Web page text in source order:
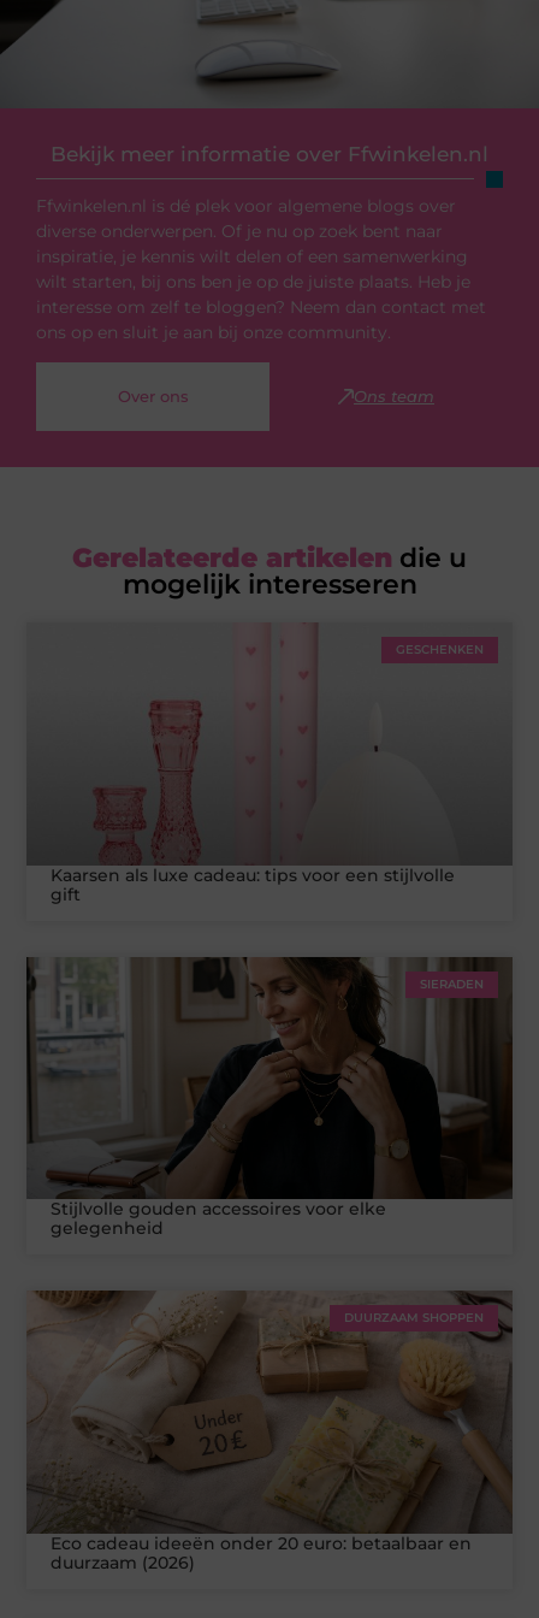
Bekijk meer informatie over Ffwinkelen.nl
Ffwinkelen.nl is dé plek voor algemene blogs over
diverse onderwerpen. Of je nu op zoek bent naar
inspiratie, je kennis wilt delen of een samenwerking
wilt starten, bij ons ben je op de juiste plaats. Heb je
interesse om zelf te bloggen? Neem dan contact met
ons op en sluit je aan bij onze community.
Over ons Ons team
Gerelateerde artikelen die u
mogelijk interesseren
GESCHENKEN
Kaarsen als luxe cadeau: tips voor een stijlvolle
gift
SIERADEN
Stijlvolle gouden accessoires voor elke
gelegenheid
DUURZAAM SHOPPEN
Eco cadeau ideeën onder 20 euro: betaalbaar en
duurzaam (2026)